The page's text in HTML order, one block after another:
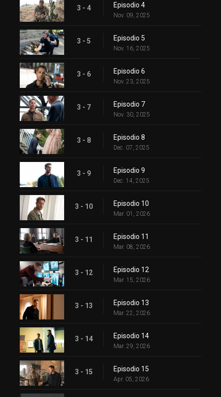
3 - 4 Episodio 4
Nov. 09, 2025
3 - 5 Episodio 5
Nov. 16, 2025
3 - 6 Episodio 6
Nov. 23, 2025
3 - 7 Episodio 7
Nov. 30, 2025
3 - 8 Episodio 8
Dec. 07, 2025
3 - 9 Episodio 9
Dec. 14, 2025
3 - 10 Episodio 10
Mar. 01, 2026
3 - 11 Episodio 11
Mar. 08, 2026
3 - 12 Episodio 12
Mar. 15, 2026
3 - 13 Episodio 13
Mar. 22, 2026
3 - 14 Episodio 14
Mar. 29, 2026
3 - 15 Episodio 15
Apr. 05, 2026